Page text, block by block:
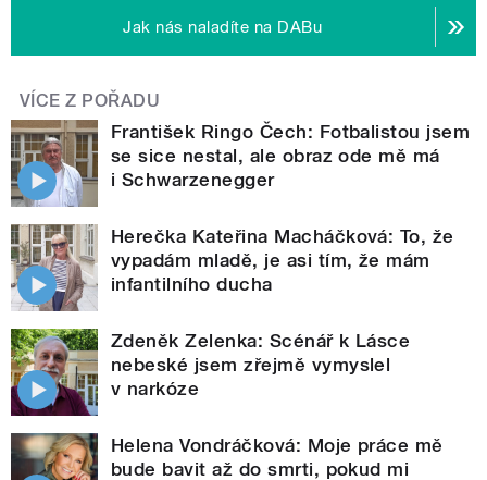
Jak nás naladíte na DABu
VÍCE Z POŘADU
František Ringo Čech: Fotbalistou jsem
se sice nestal, ale obraz ode mě má
i Schwarzenegger
Herečka Kateřina Macháčková: To, že
vypadám mladě, je asi tím, že mám
infantilního ducha
Zdeněk Zelenka: Scénář k Lásce
nebeské jsem zřejmě vymyslel
v narkóze
Helena Vondráčková: Moje práce mě
bude bavit až do smrti, pokud mi